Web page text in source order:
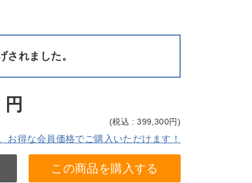
されました。
円
(税込 : 399,300円)
お得な会員価格でご購入いただけます！
この商品を購入する